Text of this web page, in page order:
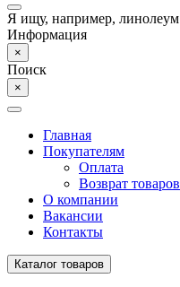
Я ищу, например, линолеум
Информация
×
Поиск
×
Главная
Покупателям
Оплата
Возврат товаров
О компании
Вакансии
Контакты
Каталог товаров